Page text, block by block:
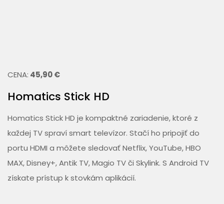
CENA: 45,90 €
Homatics Stick HD
Homatics Stick HD je kompaktné zariadenie, ktoré z
každej TV spraví smart televízor. Stačí ho pripojiť do
portu HDMI a môžete sledovať Netflix, YouTube, HBO
MAX, Disney+, Antik TV, Magio TV či Skylink. S Android TV
získate prístup k stovkám aplikácií.